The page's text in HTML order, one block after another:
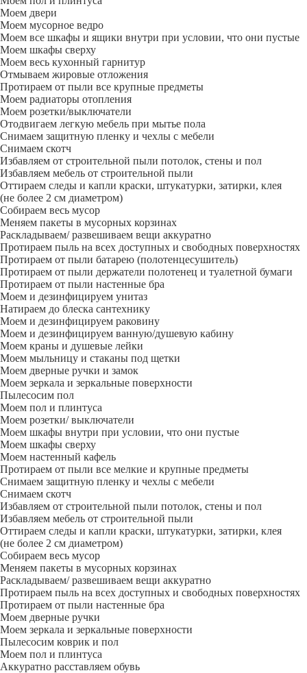
Моем двери
Моем мусорное ведро
Моем все шкафы и ящики внутри при условии, что они пустые
Моем шкафы сверху
Моем весь кухонный гарнитур
Отмываем жировые отложения
Протираем от пыли все крупные предметы
Моем радиаторы отопления
Моем розетки/выключатели
Отодвигаем легкую мебель при мытье пола
Снимаем защитную пленку и чехлы с мебели
Снимаем скотч
Избавляем от строительной пыли потолок, стены и пол
Избавляем мебель от строительной пыли
Оттираем следы и капли краски, штукатурки, затирки, клея
(не более 2 см диаметром)
Собираем весь мусор
Меняем пакеты в мусорных корзинах
Раскладываем/ развешиваем вещи аккуратно
Протираем пыль на всех доступных и свободных поверхностях
Протираем от пыли батарею (полотенцесушитель)
Протираем от пыли держатели полотенец и туалетной бумаги
Протираем от пыли настенные бра
Моем и дезинфицируем унитаз
Натираем до блеска сантехнику
Моем и дезинфицируем раковину
Моем и дезинфицируем ванную/душевую кабину
Моем краны и душевые лейки
Моем мыльницу и стаканы под щетки
Моем дверные ручки и замок
Моем зеркала и зеркальные поверхности
Пылесосим пол
Моем пол и плинтуса
Моем розетки/ выключатели
Моем шкафы внутри при условии, что они пустые
Моем шкафы сверху
Моем настенный кафель
Протираем от пыли все мелкие и крупные предметы
Снимаем защитную пленку и чехлы с мебели
Снимаем скотч
Избавляем от строительной пыли потолок, стены и пол
Избавляем мебель от строительной пыли
Оттираем следы и капли краски, штукатурки, затирки, клея
(не более 2 см диаметром)
Собираем весь мусор
Меняем пакеты в мусорных корзинах
Раскладываем/ развешиваем вещи аккуратно
Протираем пыль на всех доступных и свободных поверхностях
Протираем от пыли настенные бра
Моем дверные ручки
Моем зеркала и зеркальные поверхности
Пылесосим коврик и пол
Моем пол и плинтуса
Аккуратно расставляем обувь